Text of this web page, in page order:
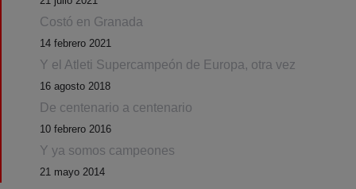
Costó en Granada
14 febrero 2021
Y el Atleti Supercampeón de Europa, otra vez
16 agosto 2018
De centenario a centenario
10 febrero 2016
Y ya somos campeones
21 mayo 2014